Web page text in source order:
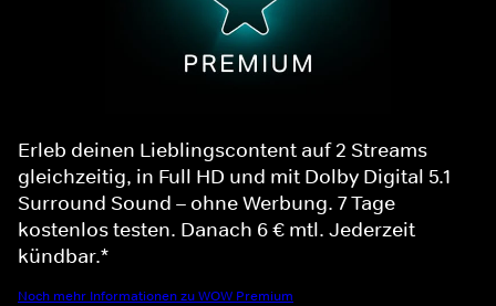
Erleb deinen Lieblingscontent auf 2 Streams
gleichzeitig, in Full HD und mit Dolby Digital 5.1
Surround Sound – ohne Werbung. 7 Tage
kostenlos testen. Danach 6 € mtl. Jederzeit
kündbar.*
Noch mehr Informationen zu WOW Premium